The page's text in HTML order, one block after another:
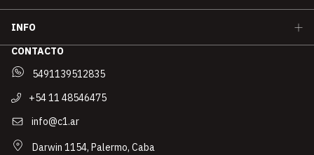
INFO
CONTACTO
5491139512835
+54 11 48546475
info@c1.ar
Darwin 1154, Palermo, Caba